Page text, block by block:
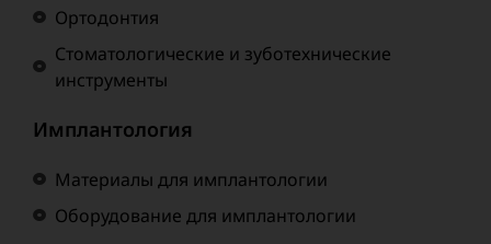
Ортодонтия
Стоматологические и зуботехнические
инструменты
Имплантология
Материалы для имплантологии
Оборудование для имплантологии